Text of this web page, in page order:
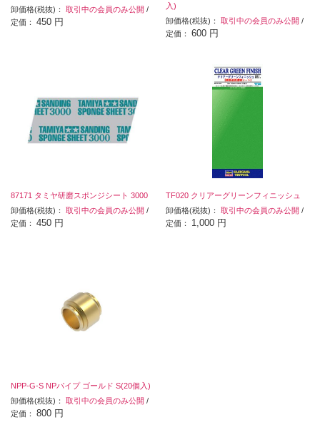
卸価格(税抜)： 取引中の会員のみ公開 /
定価： 450 円
入)
卸価格(税抜)：取引中の会員のみ公開 /
定価：600 円
87171 タミヤ研磨スポンジシート 3000
卸価格(税抜)： 取引中の会員のみ公開 /
定価： 450 円
TF020 クリアーグリーンフィニッシュ
卸価格(税抜)：取引中の会員のみ公開 /
定価： 1,000 円
NPP-G-S NPパイプ ゴールド S(20個入)
卸価格(税抜)： 取引中の会員のみ公開 /
定価： 800 円